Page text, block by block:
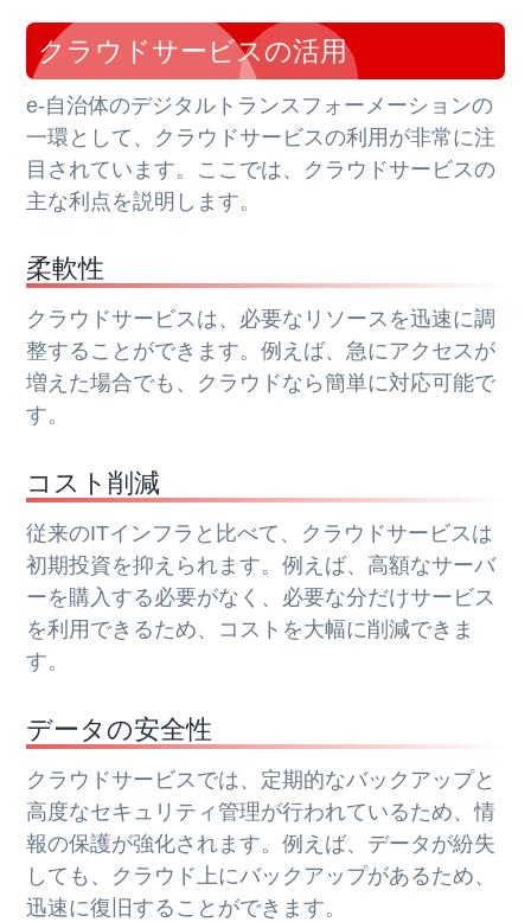
クラウドサービスの活用
e-自治体のデジタルトランスフォーメーションの
一環として、クラウドサービスの利用が非常に注
目されています。ここでは、クラウドサービスの
主な利点を説明します。
柔軟性
クラウドサービスは、必要なリソースを迅速に調
整することができます。例えば、急にアクセスが
増えた場合でも、クラウドなら簡単に対応可能で
す。
コスト削減
従来のITインフラと比べて、クラウドサービスは
初期投資を抑えられます。例えば、高額なサーバ
ーを購入する必要がなく、必要な分だけサービス
を利用できるため、コストを大幅に削減できま
す。
データの安全性
クラウドサービスでは、定期的なバックアップと
高度なセキュリティ管理が行われているため、情
報の保護が強化されます。例えば、データが紛失
しても、クラウド上にバックアップがあるため、
迅速に復旧することができます。